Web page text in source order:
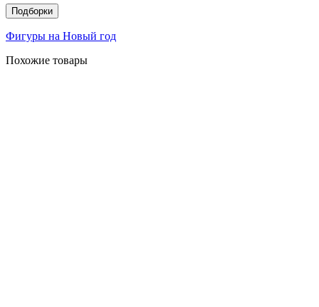
Подборки
Фигуры на Новый год
Похожие товары